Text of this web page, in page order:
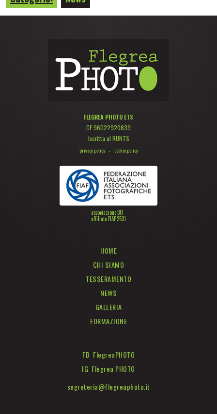
FLEGREA PHOTO ETS
CF 96022920639
Iscritta al RUNTS
privacy policy - cookie policy
associazione BFI
affiliato FIAF 2531
HOME
CHI SIAMO
TESSERAMENTO
NEWS
GALLERIA
FORMAZIONE
FB FlegreaPHOTO
IG Flegrea PHOTO
segreteria@flegreaphoto.it